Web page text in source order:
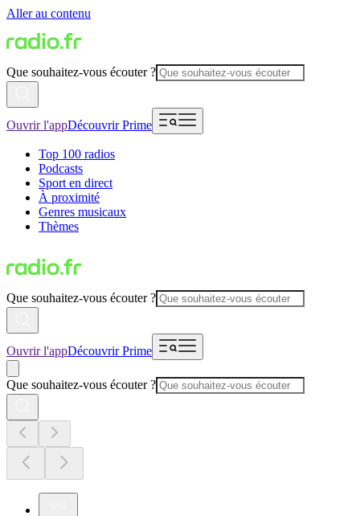
Aller au contenu
Que souhaitez-vous écouter ?
Ouvrir l'appDécouvrir Prime
Top 100 radios
Podcasts
Sport en direct
À proximité
Genres musicaux
Thèmes
Que souhaitez-vous écouter ?
Ouvrir l'appDécouvrir Prime
Que souhaitez-vous écouter ?